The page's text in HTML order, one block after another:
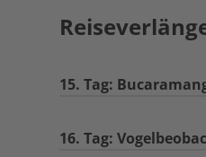
15. Tag:
16. Tag: